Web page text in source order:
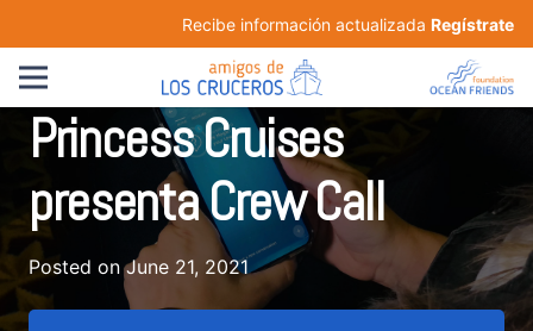
Recibe información actualizada Regístrate
Princess Cruises
presenta Crew Call
Posted onJune 21, 2021